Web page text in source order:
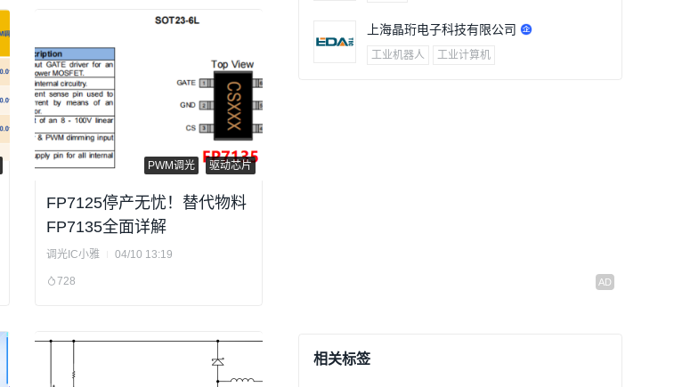
PWM调光 驱动芯片
FP7125停产无忧！替代物料
FP7135全面详解
调光IC小雅 04/10 13:19
728
上海晶珩电子科技有限公司
工业机器人 工业计算机
相关标签